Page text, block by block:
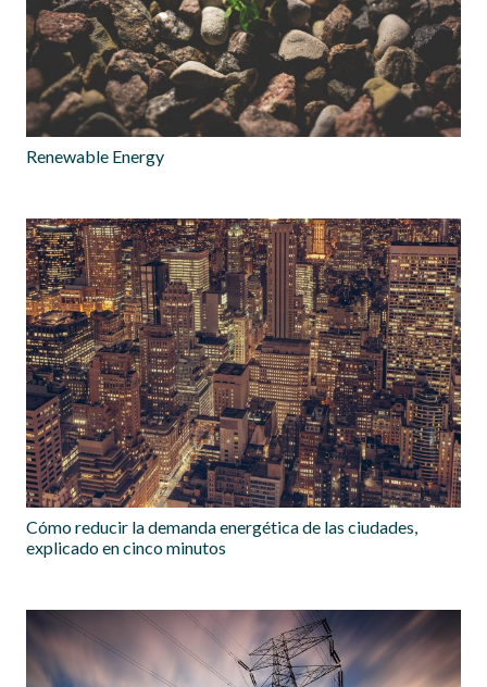
Renewable Energy
Cómo reducir la demanda energética de las ciudades,
explicado en cinco minutos